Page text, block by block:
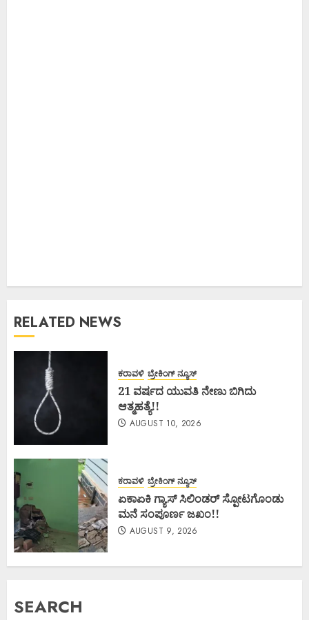
RELATED NEWS
ಕರಾವಳಿ ಬ್ರೇಕಿಂಗ್ ನ್ಯೂಸ್
21 ವರ್ಷದ ಯುವತಿ ನೇಣು ಬಿಗಿದು
ಆತ್ಮಹತ್ಯೆ!!
AUGUST 10, 2026
ಕರಾವಳಿ ಬ್ರೇಕಿಂಗ್ ನ್ಯೂಸ್
ಏಕಾಏಕಿ ಗ್ಯಾಸ್ ಸಿಲಿಂಡರ್ ಸ್ಪೋಟಗೊಂಡು
ಮನೆ ಸಂಪೂರ್ಣ ಜಖಂ!!
AUGUST 9, 2026
SEARCH